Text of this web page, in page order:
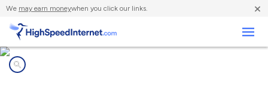
We may earn moneywhen you click our links. ×